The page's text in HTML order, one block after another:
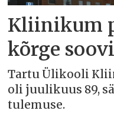
Kliinikum
kõrge
Tartu Ülikooli
oli juulikuus 89,
tulemuse.